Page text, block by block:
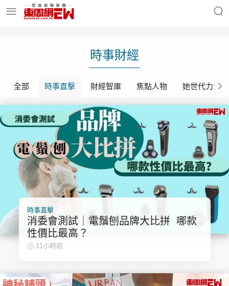
東周食玩通 會員活動
玄學靈異 東周專欄
集團旗下品牌
時事財經
全部 時事直擊 財經智庫 焦點人物 她世代力量
時事直擊
消委會測試｜電鬚刨品牌大比拼 哪款
性價比最高？
11小時前